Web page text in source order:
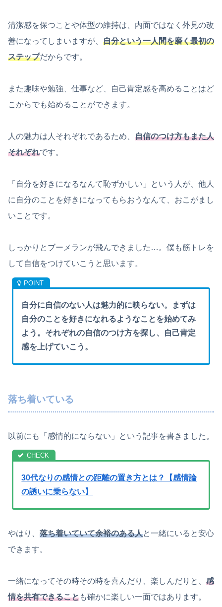
清潔感を保つことや体型の維持は、内面ではなく外見の改
善になってしまいますが、 自分という一人間を磨く最初の
ステップだからです。
また趣味や勉強、仕事など、自己肯定感を高めることはど
こからでも始めることができます。
人の魅力は人それぞれであるため、 自信のつけ方もまた人
それぞれです。
「自分を好きになるなんて恥ずかしい」という人が、他人
に自分のことを好きになってもらおうなんて、おこがまし
いことです。
しっかりとブーメランが飛んできました…。僕も筋トレを
して自信をつけていこうと思います。
自分に自信のない人は魅力的に映らない。まずは
自分のことを好きになれるようなことを始めてみ
よう。それぞれの自信のつけ方を探し、自己肯定
感を上げていこう。
落ち着いている
以前にも「感情的にならない」という記事を書きました。
30代なりの感情との距離の置き方とは？【感情論
の誘いに乗らない】
やはり、 落ち着いていて余裕のある人と一緒にいると安心
できます。
一緒になってその時その時を喜んだり、楽しんだりと、 感
情を共有できることも確かに楽しい一面ではあります。